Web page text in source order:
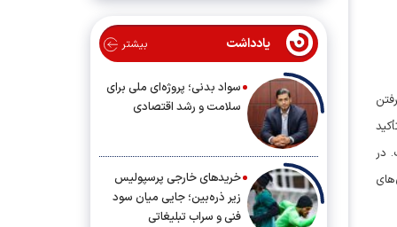
در
یادداشت بیشتر
سواد بدنی؛ پروژه‌ای ملی برای
سلامت و رشد اقتصادی
خریدهای خارجی پرسپولیس
زیر ذره‌بین؛ جایی میان سود
فنی و سراب تبلیغاتی